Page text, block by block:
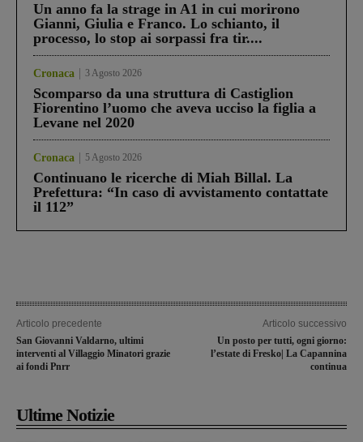
Un anno fa la strage in A1 in cui morirono
Gianni, Giulia e Franco. Lo schianto, il
processo, lo stop ai sorpassi fra tir....
Cronaca 3 Agosto 2026
Scomparso da una struttura di Castiglion
Fiorentino l’uomo che aveva ucciso la figlia a
Levane nel 2020
Cronaca 5 Agosto 2026
Continuano le ricerche di Miah Billal. La
Prefettura: “In caso di avvistamento contattate
il 112”
Articolo precedente
San Giovanni Valdarno, ultimi
interventi al Villaggio Minatori grazie
ai fondi Pnrr
Articolo successivo
Un posto per tutti, ogni giorno:
l’estate di Fresko| La Capannina
continua
Ultime Notizie